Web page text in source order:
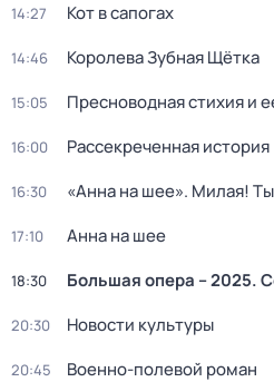
14:27 Кот в сапогах
14:46 Королева Зубная Щётка
15:05 Пресноводная стихия и
16:00 Рассекреченная история
16:30 «Анна на шее». Милая!
17:10 Анна на шее
18:30 Большая опера – 2025.
20:30 Новости культуры
20:45 Военно-полевой роман